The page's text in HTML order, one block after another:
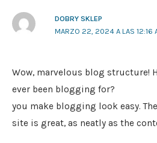
DOBRY SKLEP
MARZO 22, 2024 A LAS 12:16
Wow, marvelous blog structure!
ever been blogging for?
you make blogging look easy.
site is great, as neatly as the